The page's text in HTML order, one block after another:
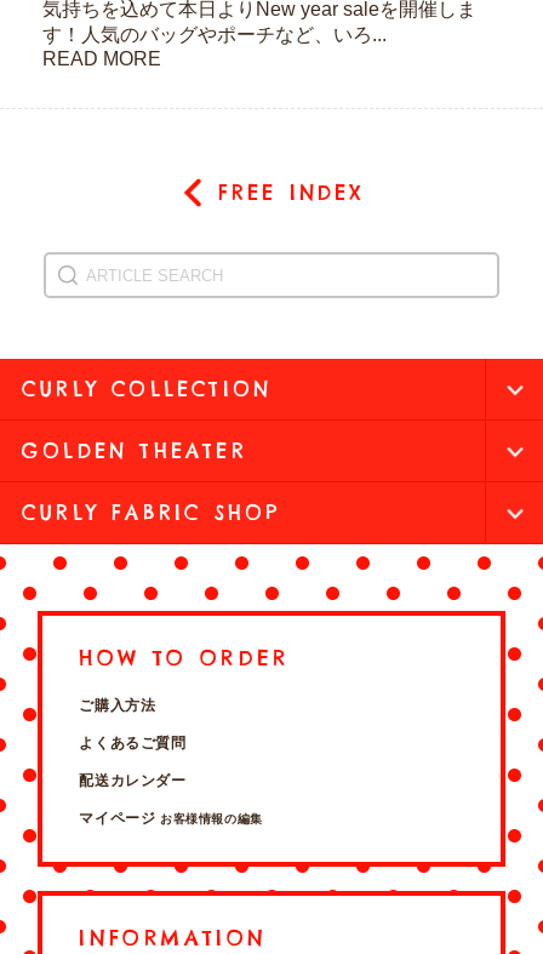
気持ちを込めて本日よりNew year saleを開催しま
す！人気のバッグやポーチなど、いろ...
READ MORE
FREE INDEX
CURLY COLLECTION
GOLDEN THEATER
CURLY FABRIC SHOP
HOW TO ORDER
ご購入方法
よくあるご質問
配送カレンダー
マイページ お客様情報の編集
INFORMATION